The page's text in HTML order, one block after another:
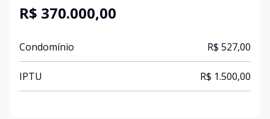
R$ 370.000,00
Condomínio R$ 527,00
IPTU R$ 1.500,00